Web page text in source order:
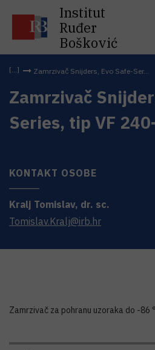
Institut
Ruđer
Bošković
Zamrzivač Snijders, Evo Safe-Ser...
Zamrzivač
Series, tip VF
KONTAKT OSOBE
Kralj Tomislav, dr. sc.
Tomislav.Kralj@irb.hr
Zamrzivač za pohranu uzoraka do -86